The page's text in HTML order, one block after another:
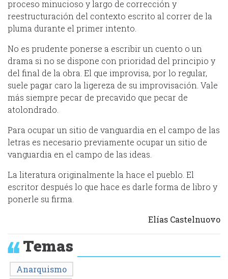
proceso minucioso y largo de corrección y
reestructuración del contexto escrito al correr de la
pluma durante el primer intento.
No es prudente ponerse a escribir un cuento o un
drama si no se dispone con prioridad del principio y
del final de la obra. El que improvisa, por lo regular,
suele pagar caro la ligereza de su improvisación. Vale
más siempre pecar de precavido que pecar de
atolondrado.
Para ocupar un sitio de vanguardia en el campo de las
letras es necesario previamente ocupar un sitio de
vanguardia en el campo de las ideas.
La literatura originalmente la hace el pueblo. El
escritor después lo que hace es darle forma de libro y
ponerle su firma.
Elías Castelnuovo
Temas
Anarquismo